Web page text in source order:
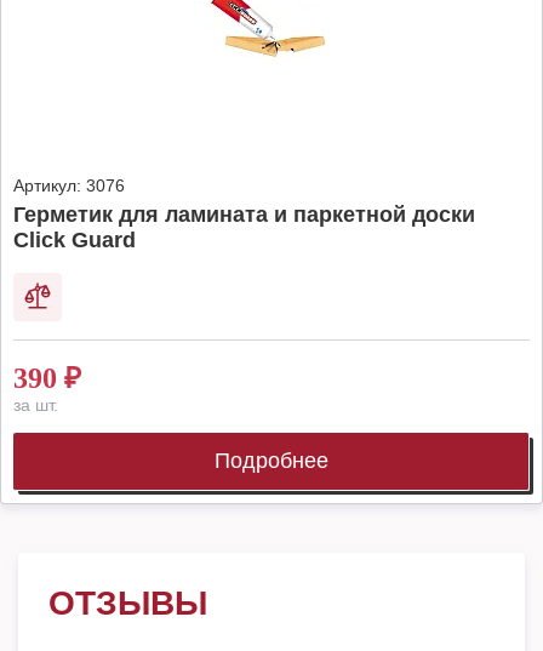
Артикул: 3076
Герметик для ламината и паркетной доски
Click Guard
390 ₽
за шт.
Подробнее
ОТЗЫВЫ